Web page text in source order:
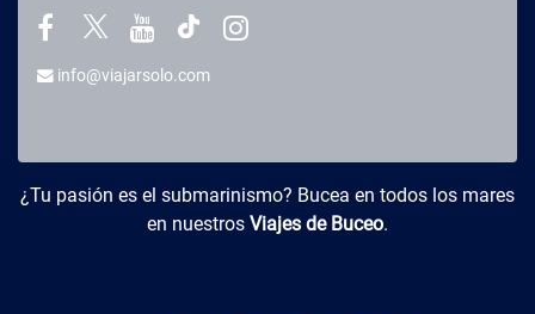
info@viajarsolo.com
Buceo y Viajes
¿Tu pasión es el submarinismo? Bucea en todos los mares
en nuestros Viajes de Buceo.